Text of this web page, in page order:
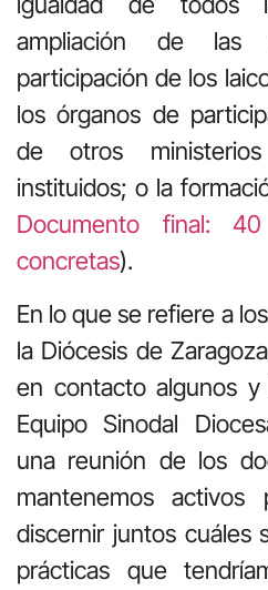
ampliación de las
participación de los
los órganos de
de otros
instituidos; o la
Documento final:
concretas).
En lo que se refiere a
la Diócesis de
en contacto algunos
Equipo Sinodal
una reunión de los
mantenemos activos
discernir juntos cuáles
prácticas que